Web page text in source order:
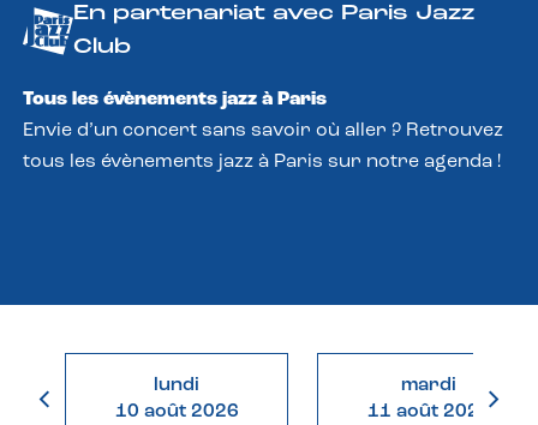
En partenariat avec Paris Jazz
Club
Tous les évènements jazz à Paris
Envie d’un concert sans savoir où aller ? Retrouvez
tous les évènements jazz à Paris sur notre agenda !
lundi
10 août 2026
mardi
11 août 2026